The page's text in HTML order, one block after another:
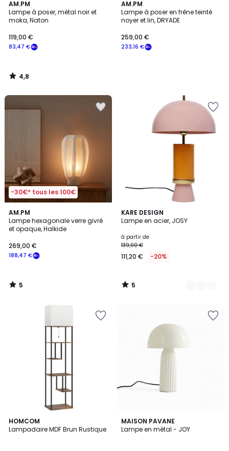
AM.PM
Lampe à poser, métal noir et
moka, Naton
83,47 €
119,00 €
4,8
/ 5
4,8
/
AM.PM
Lampe à poser en frêne teinté
noyer et lin, DRYADE
233,16 €
259,00 €
-30€* tous les 100€
AM.PM
Lampe hexagonale verre givré
et opaque, Halkide
188,47 €
269,00 €
5
/
5
5
/
KARE DESIGN
Lampe en acier, JOSY
à partir de
139,00 €
111,20 € -20%
5
/
3
Couleurs
5
/
HOMCOM
Lampadaire MDF Brun Rustique
5
/
MAISON PAVANE
Lampe en métal - JOY
5
/
4
Couleurs